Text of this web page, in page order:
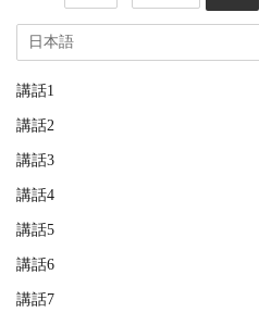
講話1
講話2
講話3
講話4
講話5
講話6
講話7